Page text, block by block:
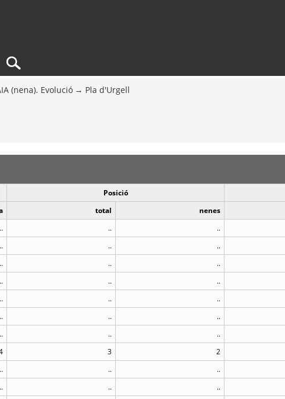
(nena). Evolució Pla d'Urgell
Posició
total nenes
.. .. ..
.. .. ..
.. .. ..
.. .. ..
.. .. ..
.. .. ..
.. .. ..
3 2
.. .. ..
.. .. ..